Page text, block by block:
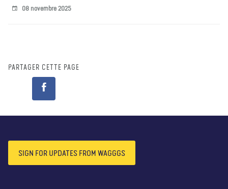
08 novembre 2025
PARTAGER CETTE PAGE
SIGN FOR UPDATES FROM WAGGGS